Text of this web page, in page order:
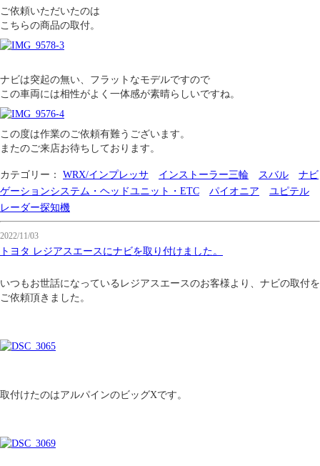
ご依頼いただいたのは
こちらの商品の取付。
ナビは突起の無い、フラットなモデルですので
この車両には相性がよく一体感が素晴らしいですね。
この度は作業のご依頼有難うございます。
またのご来店お待ちしております。
カテゴリー： WRX/インプレッサ インストーラー三輪 スバル
ナビ
ゲーションシステム・ヘッドユニット・ETC
パイオニア
ユピテル
レーダー探知機
2022/11/03
トヨタ レジアスエースにナビを取り付けました。
いつもお世話になっているレジアスエースのお客様より、ナビの取付を
ご依頼頂きました。
取付けたのはアルパインのビッグXです。